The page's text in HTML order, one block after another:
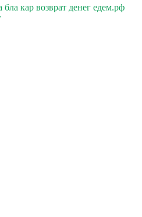
бла кар возврат денег едем.рф